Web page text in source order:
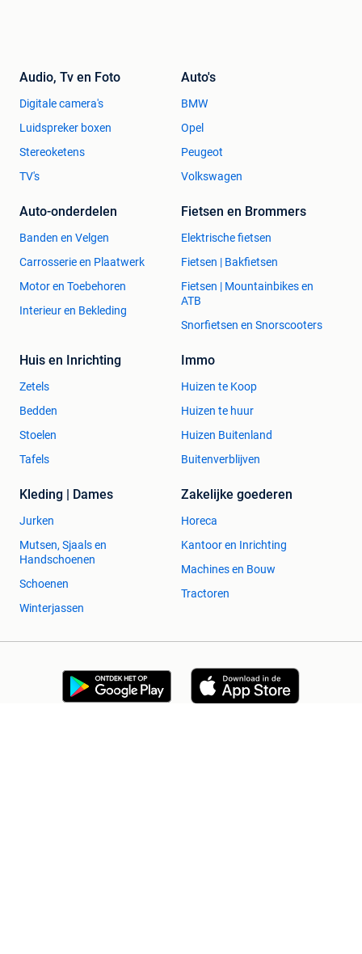
Audio, Tv en Foto
Digitale camera's
Luidspreker boxen
Stereoketens
TV's
Auto's
BMW
Opel
Peugeot
Volkswagen
Auto-onderdelen
Banden en Velgen
Carrosserie en Plaatwerk
Motor en Toebehoren
Interieur en Bekleding
Fietsen en Brommers
Elektrische fietsen
Fietsen | Bakfietsen
Fietsen | Mountainbikes en
ATB
Snorfietsen en Snorscooters
Huis en Inrichting
Zetels
Bedden
Stoelen
Tafels
Immo
Huizen te Koop
Huizen te huur
Huizen Buitenland
Buitenverblijven
Kleding | Dames
Jurken
Mutsen, Sjaals en
Handschoenen
Schoenen
Winterjassen
Zakelijke goederen
Horeca
Kantoor en Inrichting
Machines en Bouw
Tractoren